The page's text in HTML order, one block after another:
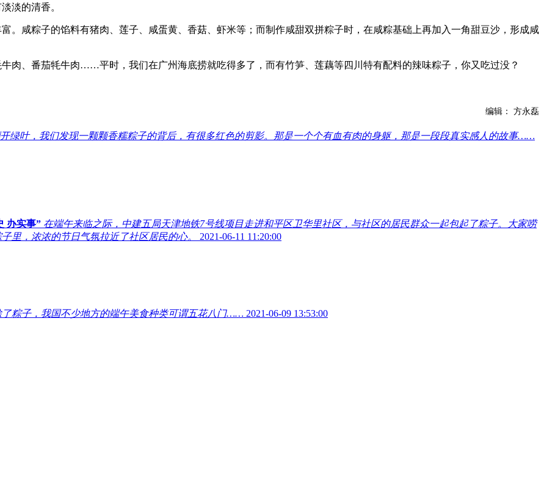
淡的清香。
咸粽子的馅料有猪肉、莲子、咸蛋黄、香菇、虾米等；而制作咸甜双拼粽子时，在咸粽基础上再加入一角甜豆沙，形成咸
、番茄牦牛肉……平时，我们在广州海底捞就吃得多了，而有竹笋、莲藕等四川特有配料的辣味粽子，你又吃过没？
编辑： 方永磊
绿叶，我们发现一颗颗香糯粽子的背后，有很多红色的剪影。那是一个个有血有肉的身躯，那是一段段真实感人的故事……
办实事” 在端午来临之际，中建五局天津地铁7号线项目走进和平区卫华里社区，与社区的居民群众一起包起了粽子。大家唠
里，浓浓的节日气氛拉近了社区居民的心。
2021-06-11 11:20:00
了粽子，我国不少地方的端午美食种类可谓五花八门…… 2021-06-09 13:53:00